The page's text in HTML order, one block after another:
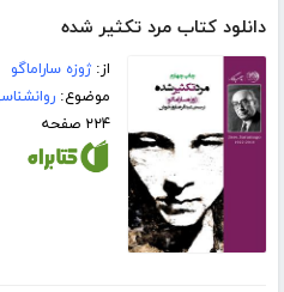
دانلود کتاب مرد تکثیر شده
از:ژوزه ساراماگو
موضوع:
۲۲۴ صفحه